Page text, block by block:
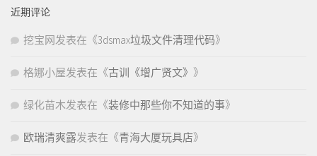
近期评论
挖宝网发表在《3dsmax垃圾文件清理代码》
格娜小屋发表在《古训《增广贤文》 》
绿化苗木发表在《装修中那些你不知道的事》
欧瑞清爽露发表在《青海大厦玩具店》